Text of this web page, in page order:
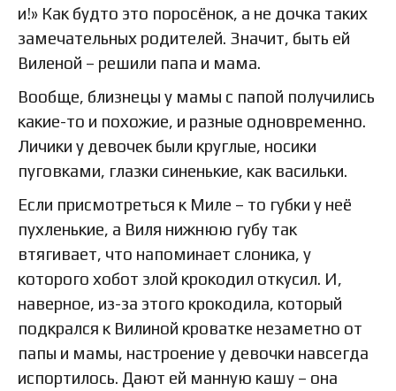
и!» Как будто это поросёнок, а не дочка таких
замечательных родителей. Значит, быть ей
Виленой – решили папа и мама.
Вообще, близнецы у мамы с папой получились
какие-то и похожие, и разные одновременно.
Личики у девочек были круглые, носики
пуговками, глазки синенькие, как васильки.
Если присмотреться к Миле – то губки у неё
пухленькие, а Виля нижнюю губу так
втягивает, что напоминает слоника, у
которого хобот злой крокодил откусил. И,
наверное, из-за этого крокодила, который
подкрался к Вилиной кроватке незаметно от
папы и мамы, настроение у девочки навсегда
испортилось. Дают ей манную кашу – она